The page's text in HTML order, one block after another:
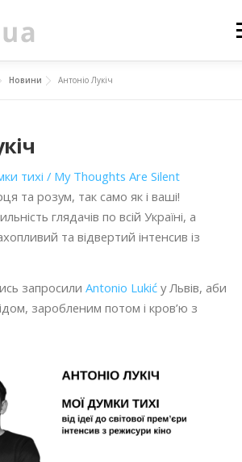
НАС ПОСЛУГИ
КОНТАКТИ
Новини Антоніо Лукіч
тихі / My Thoughts Are Silent
та розум, так само як і ваші!
глядачів по всій Україні, а
та відвертий інтенсив із
запросили Antonio Lukić у Львів, аби
заробленим потом і кров’ю з